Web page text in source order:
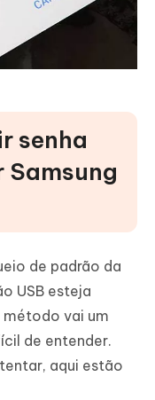
senha
Samsung
de padrão da
USB esteja
vai um
de entender.
aqui estão